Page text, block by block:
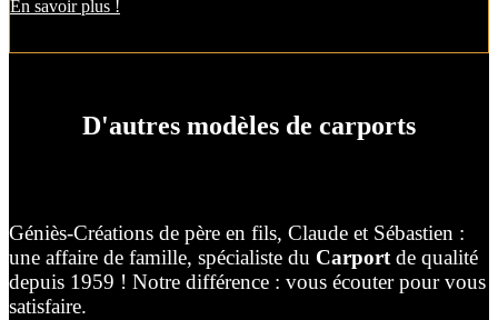
En savoir plus !
D'autres modèles de carports
Géniès-Créations de père en fils, Claude et Sébastien :
une affaire de famille, spécialiste du Carportde qualité
depuis 1959 ! Notre différence : vous écouter pour vous
satisfaire.